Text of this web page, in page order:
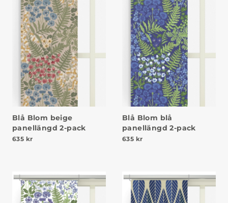
Blå Blom beige
panellängd 2-pack
635 kr
Blå Blom blå
panellängd 2-pack
635 kr